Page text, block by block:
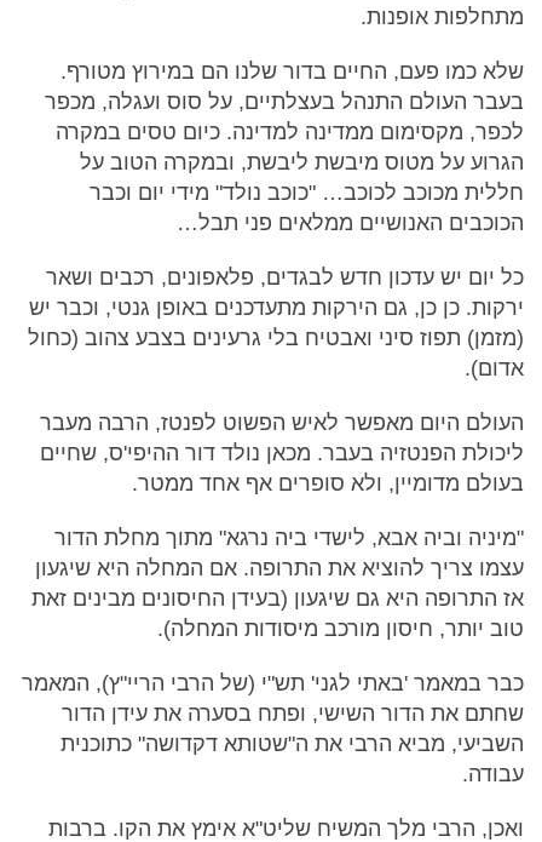
מתחלפות אופנות.
שלא כמו פעם, החיים בדור שלנו הם במירוץ מטורף.
בעבר העולם התנהל בעצלתיים, על סוס ועגלה, מכפר
לכפר, מקסימום ממדינה למדינה. כיום טסים במקרה
הגרוע על מטוס מיבשת ליבשת, ובמקרה הטוב על
חללית מכוכב לכוכב… "כוכב נולד" מידי יום וכבר
הכוכבים האנושיים ממלאים פני תבל…
כל יום יש עדכון חדש לבגדים, פלאפונים, רכבים ושאר
ירקות. כן כן, גם הירקות מתעדכנים באופן גנטי, וכבר יש
(מזמן) תפוז סיני ואבטיח בלי גרעינים בצבע צהוב (כחול
אדום).
העולם היום מאפשר לאיש הפשוט לפנטז, הרבה מעבר
ליכולת הפנטזיה בעבר. מכאן נולד דור ההיפי'ס, שחיים
בעולם מדומיין, ולא סופרים אף אחד ממטר.
"מיניה וביה אבא, לישדי ביה נרגא" מתוך מחלת הדור
עצמו צריך להוציא את התרופה. אם המחלה היא שיגעון
אז התרופה היא גם שיגעון (בעידן החיסונים מבינים זאת
טוב יותר, חיסון מורכב מיסודות המחלה).
כבר במאמר 'באתי לגני' תש"י (של הרבי הריי"ץ), המאמר
שחתם את הדור השישי, ופתח בסערה את עידן הדור
השביעי, מביא הרבי את ה"שטותא דקדושה" כתוכנית
עבודה.
ואכן, הרבי מלך המשיח שליט"א אימץ את הקו. ברבות